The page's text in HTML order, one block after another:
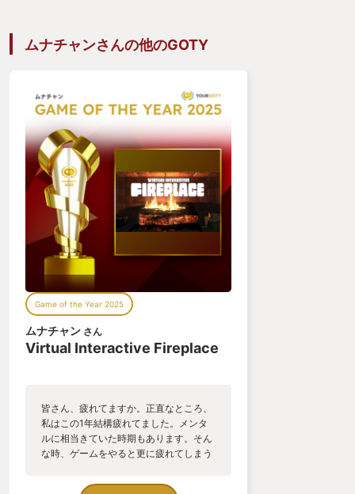
まま隠しボス、DLCボスを倒していった。何度かや
の攻撃はこのタイミングで避け、何回攻撃でき
る。」と分析できていた。そして最後に出会ったボ
ス『闇喰らいのミディール』。このボスを草紋盾を
背中に背負い、黒騎士の大剣を両手に持ち、ミディ
ールの顔の前でローリングしていた。そして勝っ
クリアまで８年かかり、遂に私はこのゲームのす
べてのボスを倒した。
それで終わりではなかった。その先が見たかった
のだ。間を置かずして２週目、３週目を制覇してい
った。３週目はデス数を最小に抑えクリアすること
にこだわった。
２０２４年１１月末
ＤＡＲＫＳＯＵＬ３をクリアした私はほかのプレ
イヤーがどのようにこのゲームをプレイしているか
ムナチャンさんの他のGOTY
Game of the Year 2025
ムナチャン さん
Virtual Interactive Fireplace
皆さん、疲れてますか。正直なところ、
私はこの1年結構疲れてました。メンタ
ルに相当きていた時期もあります。そん
な時、ゲームをやると更に疲れてしまう
分の心を癒してくれたのがこのゲームで